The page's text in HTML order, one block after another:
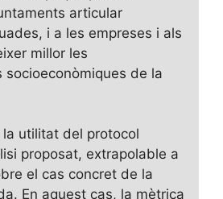
articular
i a les empreses i als
millor les
socioeconòmiques de la
la utilitat del protocol
proposat, extrapolable a
el cas concret de la
En aquest cas, la mètrica